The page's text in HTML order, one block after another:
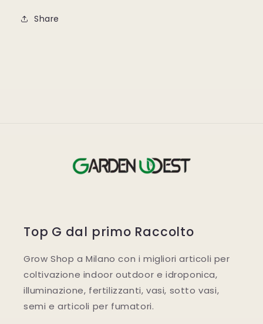
Share
Top G dal primo Raccolto
Grow Shop a Milano con i migliori articoli per
coltivazione indoor outdoor e idroponica,
illuminazione, fertilizzanti, vasi, sotto vasi,
semi e articoli per fumatori.